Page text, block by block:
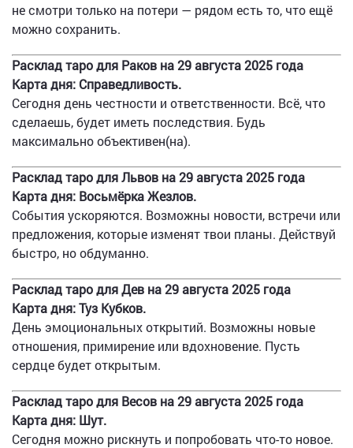
не смотри только на потери — рядом есть то, что ещё
можно сохранить.
Расклад таро для Раков на 29 августа 2025 года
Карта дня: Справедливость.
Сегодня день честности и ответственности. Всё, что
сделаешь, будет иметь последствия. Будь
максимально объективен(на).
Расклад таро для Львов на 29 августа 2025 года
Карта дня: Восьмёрка Жезлов.
События ускоряются. Возможны новости, встречи или
предложения, которые изменят твои планы. Действуй
быстро, но обдуманно.
Расклад таро для Дев на 29 августа 2025 года
Карта дня: Туз Кубков.
День эмоциональных открытий. Возможны новые
отношения, примирение или вдохновение. Пусть
сердце будет открытым.
Расклад таро для Весов на 29 августа 2025 года
Карта дня: Шут.
Сегодня можно рискнуть и попробовать что-то новое.